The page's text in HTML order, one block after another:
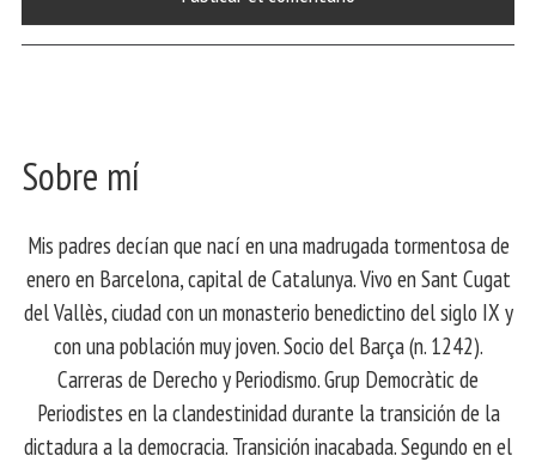
Sobre mí
Mis padres decían que nací en una madrugada tormentosa de
enero en Barcelona, ​​capital de Catalunya. Vivo en Sant Cugat
del Vallès, ciudad con un monasterio benedictino del siglo IX y
con una población muy joven. Socio del Barça (n. 1242).
Carreras de Derecho y Periodismo. Grup Democràtic de
Periodistes en la clandestinidad durante la transición de la
dictadura a la democracia. Transición inacabada. Segundo en el